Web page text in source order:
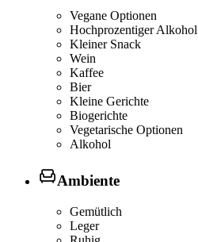
Vegane Optionen
Hochprozentiger Alkohol
Kleiner Snack
Wein
Kaffee
Bier
Kleine Gerichte
Biogerichte
Vegetarische Optionen
Alkohol
Ambiente
Gemütlich
Leger